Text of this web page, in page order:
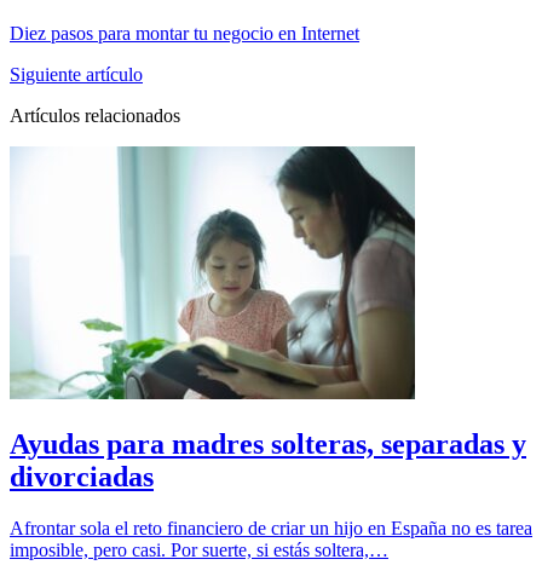
Diez pasos para montar tu negocio en Internet
Siguiente artículo
Artículos relacionados
Ayudas para madres solteras, separadas y
divorciadas
Afrontar sola el reto financiero de criar un hijo en España no es tarea
imposible, pero casi. Por suerte, si estás soltera,…